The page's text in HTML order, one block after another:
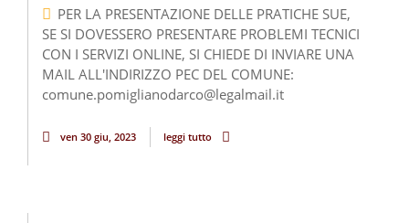
PER LA PRESENTAZIONE DELLE PRATICHE SUE,
SE SI DOVESSERO PRESENTARE PROBLEMI TECNICI
CON I SERVIZI ONLINE, SI CHIEDE DI INVIARE UNA
MAIL ALL'INDIRIZZO PEC DEL COMUNE:
comune.pomiglianodarco@legalmail.it
ven 30 giu, 2023 leggi tutto